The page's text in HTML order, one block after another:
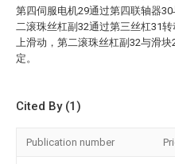
第四伺服电机29通过第四联轴器
二滚珠丝杠副32通过第三丝杠31
上滑动，第二滚珠丝杠副32与滑块
定。
Cited By (1)
Publication number